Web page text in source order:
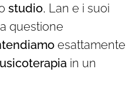
studio, Lan e i suoi
questione
esattamente
in un